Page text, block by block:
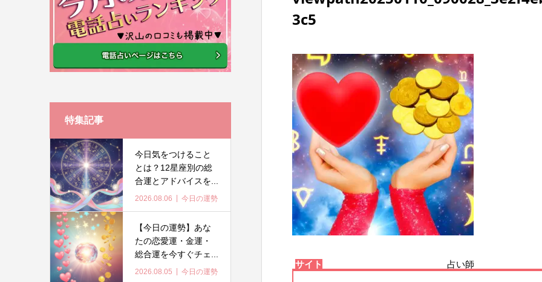
3c5
サイト 占い師
特集記事
今日気をつけること
とは？12星座別の総
合運とアドバイスを...
2026.08.06 今日の運勢
【今日の運勢】あな
たの恋愛運・金運・
総合運を今すぐチェ...
2026.08.05 今日の運勢